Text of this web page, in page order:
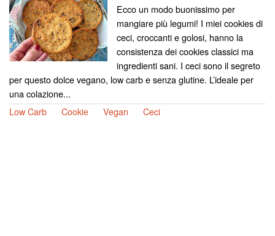
Ecco un modo buonissimo per
mangiare più legumi! I miei cookies di
ceci, croccanti e golosi, hanno la
consistenza dei cookies classici ma
ingredienti sani. I ceci sono il segreto
per questo dolce vegano, low carb e senza glutine. L’ideale per
una colazione...
Low Carb
Cookie Vegan Ceci